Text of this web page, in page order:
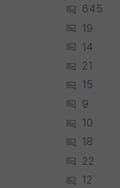
645
19
14
21
15
9
10
18
22
12